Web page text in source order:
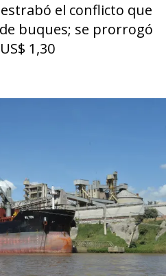
el conflicto que
buques; se prorrogó
1,30